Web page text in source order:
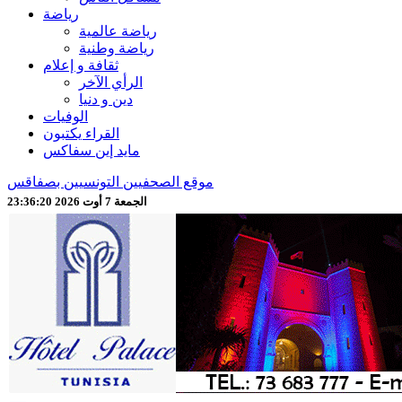
رياضة
رياضة عالمية
رياضة وطنية
ثقافة و إعلام
الرأي الآخر
دين و دنيا
الوفيات
القراء يكتبون
مايد إين سفاكس
موقع الصحفيين التونسيين بصفاقس
الجمعة 7 أوت 2026 23:36:23